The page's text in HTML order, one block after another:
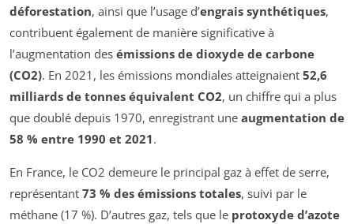
déforestation, ainsi que l’usage d’engrais synthétiques,
contribuent également de manière significative à
l’augmentation des émissions de dioxyde de carbone
(CO2). En 2021, les émissions mondiales atteignaient 52,6
milliards de tonnes équivalent CO2, un chiffre qui a plus
que doublé depuis 1970, enregistrant une augmentation de
58 % entre 1990 et 2021.
En France, le CO2 demeure le principal gaz à effet de serre,
représentant 73 % des émissions totales, suivi par le
méthane (17 %). D’autres gaz, tels que le protoxyde d’azote